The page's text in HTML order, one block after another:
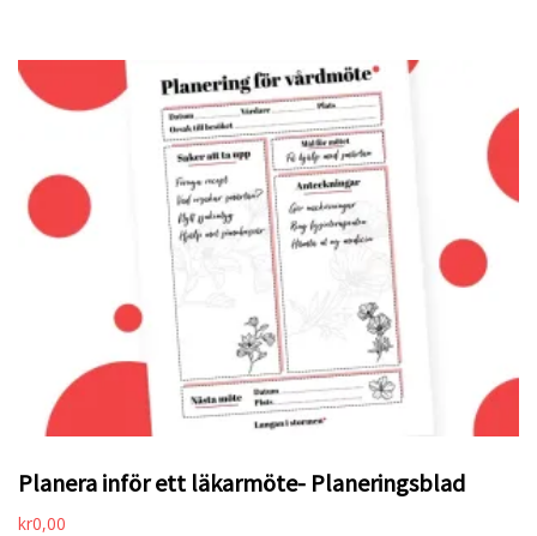
Planera inför ett läkarmöte- Planeringsblad
kr0,00